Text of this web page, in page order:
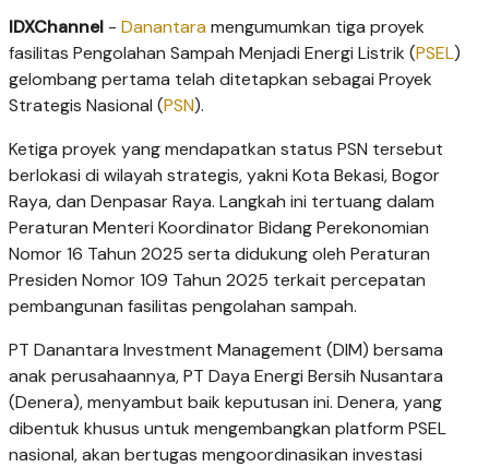
IDXChannel - Danantara mengumumkan tiga proyek
fasilitas Pengolahan Sampah Menjadi Energi Listrik (PSEL)
gelombang pertama telah ditetapkan sebagai Proyek
Strategis Nasional (PSN).
Ketiga proyek yang mendapatkan status PSN tersebut
berlokasi di wilayah strategis, yakni Kota Bekasi, Bogor
Raya, dan Denpasar Raya. Langkah ini tertuang dalam
Peraturan Menteri Koordinator Bidang Perekonomian
Nomor 16 Tahun 2025 serta didukung oleh Peraturan
Presiden Nomor 109 Tahun 2025 terkait percepatan
pembangunan fasilitas pengolahan sampah.
PT Danantara Investment Management (DIM) bersama
anak perusahaannya, PT Daya Energi Bersih Nusantara
(Denera), menyambut baik keputusan ini. Denera, yang
dibentuk khusus untuk mengembangkan platform PSEL
nasional, akan bertugas mengoordinasikan investasi